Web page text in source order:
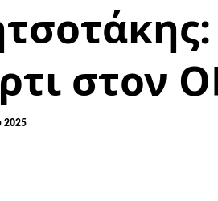
στον
2025